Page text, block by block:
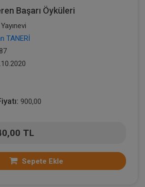
Başarı Öyküleri
TANERİ
900,00
TL
Sepete Ekle